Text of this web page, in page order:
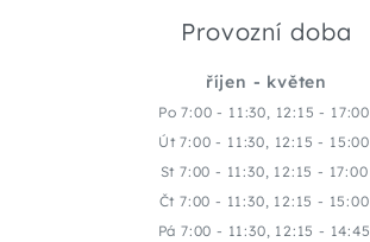
Provozní doba
říjen - květen
Po 7:00 - 11:30, 12:15 - 17:00
Út 7:00 - 11:30, 12:15 - 15:00
St 7:00 - 11:30, 12:15 - 17:00
Čt 7:00 - 11:30, 12:15 - 15:00
Pá 7:00 - 11:30, 12:15 - 14:45